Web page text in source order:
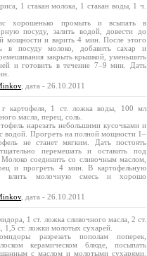
1 стакан молока, 1 стакан воды, 1 ч.
хорошенько промыть и всыпать в
посуду, залить водой, довести до
мощности и варить 4 мин. После этого
в посуду молоко, добавить сахар и
закрыть крышкой, уменьшить
и готовить в течение 7–9 мин. Дать
, дата - 26.10.2011
картофеля, 1 ст. ложка воды, 100 мл
масла, перец, соль.
нарезать небольшими кусочками и
водой. Прогреть на полной мощности 1–
не станет мягким. Дать постоять
перемешать и оставить под
соединить со сливочным маслом,
и прогреть 4 мин. В картофельную
влить молочную смесь и хорошо
, дата - 26.10.2011
1 ст. ложка сливочного масла, 2 ст.
1,5 ст. ложки молотых сухарей.
разрезать пополам поперек,
керамическом блюде, посыпать
с маслом и молотыми сухарями.